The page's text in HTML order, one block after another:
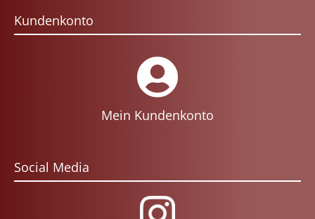
Kundenkonto
Mein Kundenkonto
Social Media